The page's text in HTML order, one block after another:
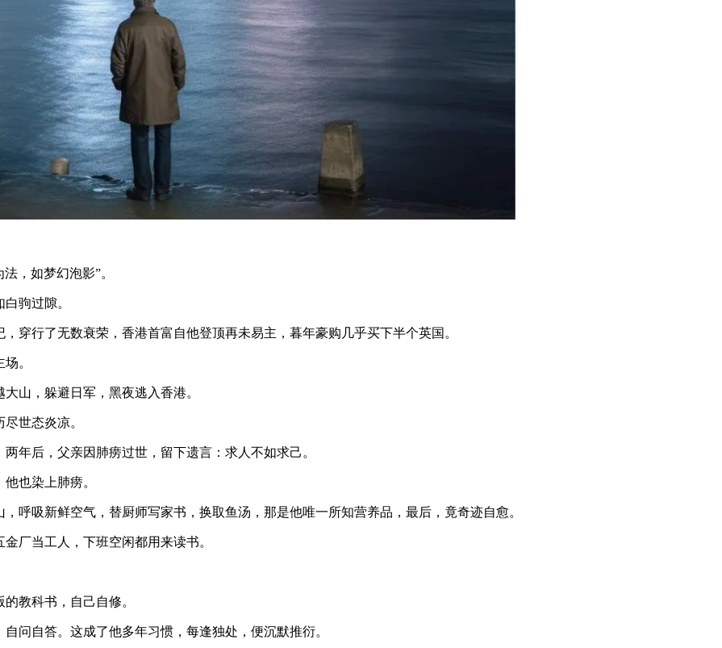
，如梦幻泡影”。
驹过隙。
穿行了无数衰荣，香港首富自他登顶再未易主，暮年豪购几乎买下半个英国。
。
山，躲避日军，黑夜逃入香港。
世态炎凉。
年后，父亲因肺痨过世，留下遗言：求人不如求己。
也染上肺痨。
呼吸新鲜空气，替厨师写家书，换取鱼汤，那是他唯一所知营养品，最后，竟奇迹自愈。
厂当工人，下班空闲都用来读书。
教科书，自己自修。
问自答。这成了他多年习惯，每逢独处，便沉默推衍。